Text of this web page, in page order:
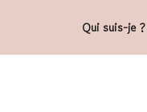
Qui suis-je ?